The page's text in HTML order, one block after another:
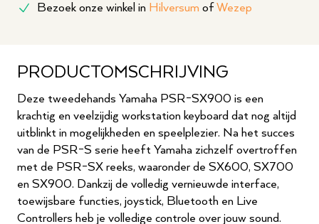
Bezoek onze winkel in Hilversum of Wezep
PRODUCTOMSCHRIJVING
Deze tweedehands Yamaha PSR-SX900 is een
krachtig en veelzijdig workstation keyboard dat nog altijd
uitblinkt in mogelijkheden en speelplezier. Na het succes
van de PSR-S serie heeft Yamaha zichzelf overtroffen
met de PSR-SX reeks, waaronder de SX600, SX700
en SX900. Dankzij de volledig vernieuwde interface,
toewijsbare functies, joystick, Bluetooth en Live
Controllers heb je volledige controle over jouw sound.